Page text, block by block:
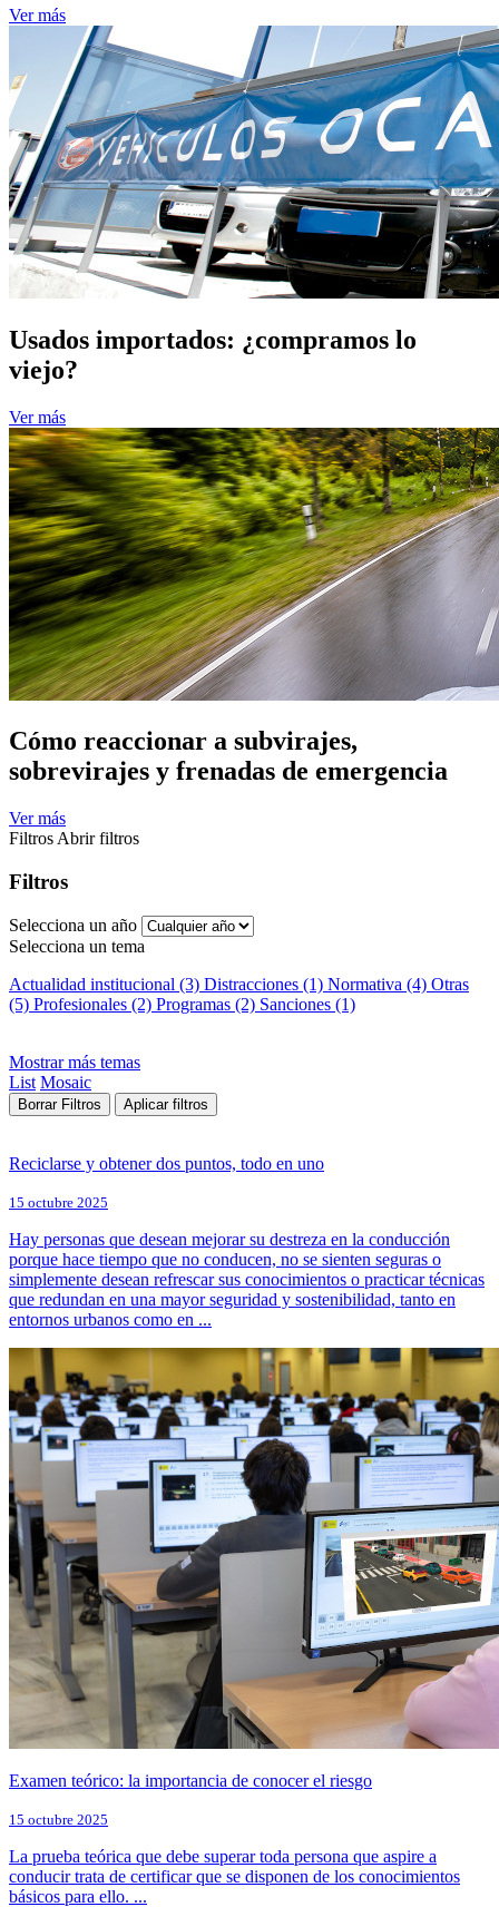
Ver más
Usados importados: ¿compramos lo
viejo?
Ver más
Cómo reaccionar a subvirajes,
sobrevirajes y frenadas de emergencia
Ver más
Filtros Abrir filtros
Filtros
Selecciona un año
Selecciona un tema
Actualidad institucional (3) Distracciones (1) Normativa (4) Otras
(5) Profesionales (2) Programas (2) Sanciones (1)
Mostrar más temas
List Mosaic
Borrar Filtros Aplicar filtros
Reciclarse y obtener dos puntos, todo en uno
15 octubre 2025
Hay personas que desean mejorar su destreza en la conducción
porque hace tiempo que no conducen, no se sienten seguras o
simplemente desean refrescar sus conocimientos o practicar técnicas
que redundan en una mayor seguridad y sostenibilidad, tanto en
entornos urbanos como en ...
Examen teórico: la importancia de conocer el riesgo
15 octubre 2025
La prueba teórica que debe superar toda persona que aspire a
conducir trata de certificar que se disponen de los conocimientos
básicos para ello. ...